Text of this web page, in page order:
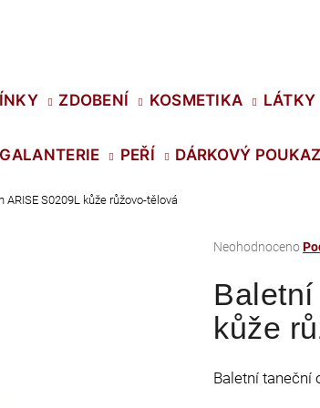
ZDOBENÍ KOSMETIKA LÁTKY
GALANTERIE PEŘÍ DÁRKOVÝ POUKAZ
ARISE S0209L kůže růžovo-tělová
Průměrné
produktu
je
0,0
hvězdiček.
Neohodnoceno
kůže
Baletní taneční
Co potřebujete najít?